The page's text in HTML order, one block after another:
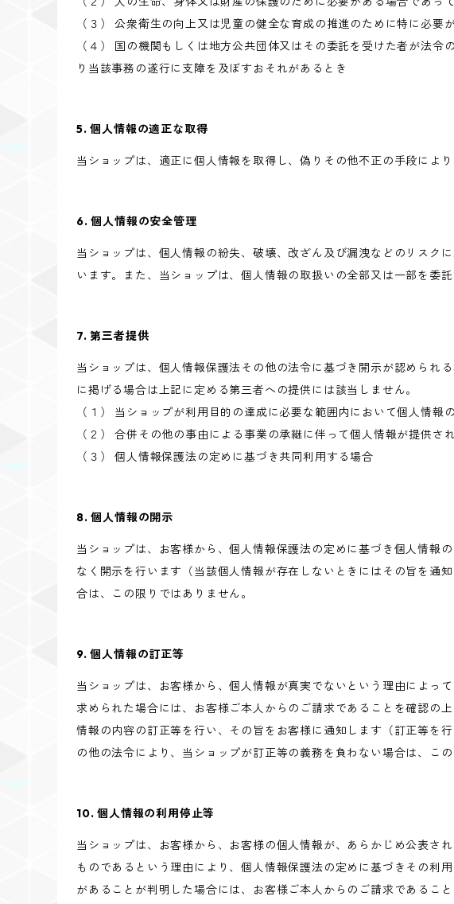
（３） 公衆衛生の向上又は児童の健全な育成の推進のために特に必
（４） 国の機関もしくは地方公共団体又はその委託を受けた者が法
り当該事務の遂行に支障を及ぼすおそれがあるとき
5. 個人情報の適正な取得
当ショップは、適正に個人情報を取得し、偽りその他不正の手段により
6. 個人情報の安全管理
当ショップは、個人情報の紛失、破壊、改ざん及び漏洩などのリスク
います。また、当ショップは、個人情報の取扱いの全部又は一部を委
7. 第三者提供
当ショップは、個人情報保護法その他の法令に基づき開示が認められ
に掲げる場合は上記に定める第三者への提供には該当しません。
（１） 当ショップが利用目的の達成に必要な範囲内において個人情
（２） 合併その他の事由による事業の承継に伴って個人情報が提供さ
（３） 個人情報保護法の定めに基づき共同利用する場合
8. 個人情報の開示
当ショップは、お客様から、個人情報保護法の定めに基づき個人情報
なく開示を行います（当該個人情報が存在しないときにはその旨を通
合は、この限りではありません。
9. 個人情報の訂正等
当ショップは、お客様から、個人情報が真実でないという理由によっ
求められた場合には、お客様ご本人からのご請求であることを確認の
情報の内容の訂正等を行い、その旨をお客様に通知します（訂正等を
の他の法令により、当ショップが訂正等の義務を負わない場合は、この
10. 個人情報の利用停止等
当ショップは、お客様から、お客様の個人情報が、あらかじめ公表さ
ものであるという理由により、個人情報保護法の定めに基づきその利
があることが判明した場合には、お客様ご本人からのご請求であるこ